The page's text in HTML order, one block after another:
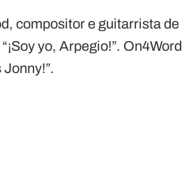
compositor e guitarrista de
yo, Arpegio!”. On4Word